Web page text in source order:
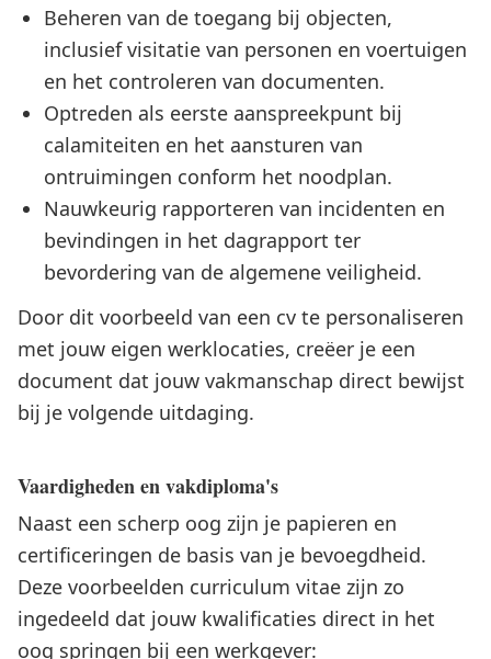
Beheren van de toegang bij objecten,
inclusief visitatie van personen en voertuigen
en het controleren van documenten.
Optreden als eerste aanspreekpunt bij
calamiteiten en het aansturen van
ontruimingen conform het noodplan.
Nauwkeurig rapporteren van incidenten en
bevindingen in het dagrapport ter
bevordering van de algemene veiligheid.
Door dit voorbeeld van een cv te personaliseren
met jouw eigen werklocaties, creëer je een
document dat jouw vakmanschap direct bewijst
bij je volgende uitdaging.
Vaardigheden en vakdiploma's
Naast een scherp oog zijn je papieren en
certificeringen de basis van je bevoegdheid.
Deze voorbeelden curriculum vitae zijn zo
ingedeeld dat jouw kwalificaties direct in het
oog springen bij een werkgever: